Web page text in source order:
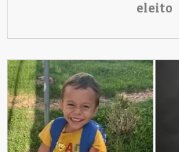
eleito